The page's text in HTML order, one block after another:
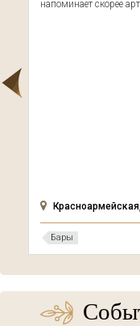
напоминает скорее
Бары